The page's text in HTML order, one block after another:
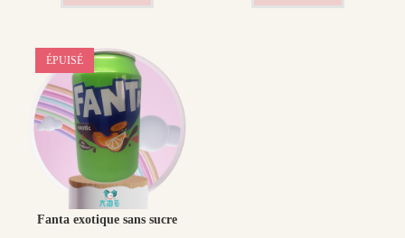
ÉPUISÉ
Fanta exotique sans sucre